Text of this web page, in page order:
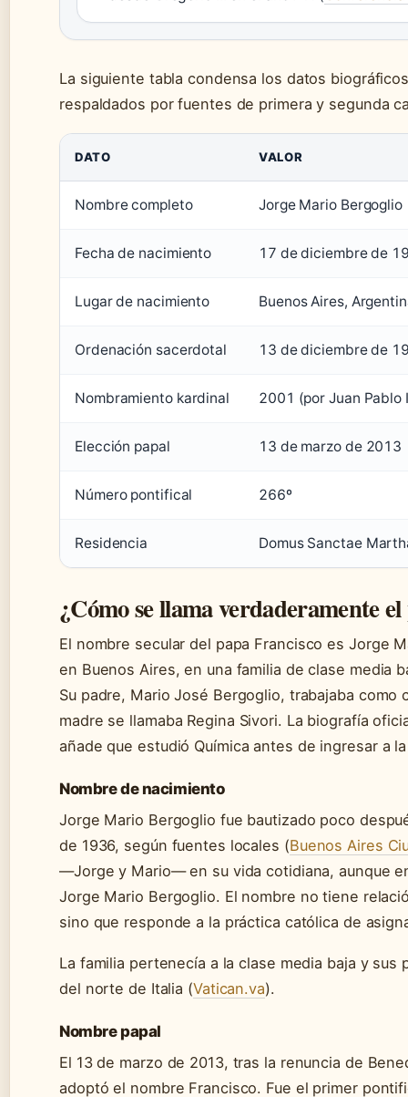
La siguiente tabla condensa los datos
respaldados por fuentes de primera y segunda
DATO VALOR
Nombre completo Jorge Mario Bergoglio
Fecha de nacimiento 17 de diciembre de
Lugar de nacimiento Buenos Aires,
Ordenación sacerdotal 13 de diciembre de
Nombramiento kardinal 2001 (por Juan Pablo
Elección papal 13 de marzo de 2013
Número pontifical 266º
Residencia Domus Sanctae
¿Cómo se llama verdaderamente
El nombre secular del papa Francisco es Jorge
en Buenos Aires, en una familia de clase media
Su padre, Mario José Bergoglio, trabajaba
madre se llamaba Regina Sivori. La biografía
añade que estudió Química antes de ingresar a
Nombre de nacimiento
Jorge Mario Bergoglio fue bautizado poco
de 1936, según fuentes locales (Buenos Aires
—Jorge y Mario— en su vida cotidiana, aunque
Jorge Mario Bergoglio. El nombre no tiene
sino que responde a la práctica católica de
La familia pertenecía a la clase media baja y
del norte de Italia (Vatican.va).
Nombre papal
El 13 de marzo de 2013, tras la renuncia de
adoptó el nombre Francisco. Fue el primer